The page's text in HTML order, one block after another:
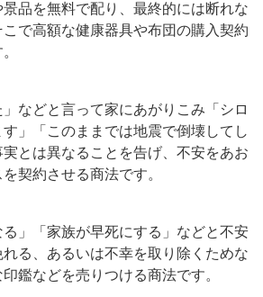
品を無料で配り、最終的には断れな
で高額な健康器具や布団の購入契約
などと言って家にあがりこみ「シロ
」「このままでは地震で倒壊してし
とは異なることを告げ、不安をあお
契約させる商法です。
」「家族が早死にする」などと不安
る、あるいは不幸を取り除くためな
鑑などを売りつける商法です。